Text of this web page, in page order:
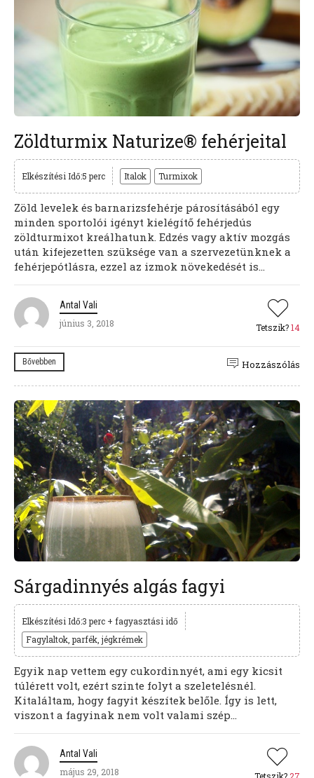
Zöldturmix Naturize® fehérjeital
Elkészítési Idő:5 perc Italok Turmixok
Zöld levelek és barnarizsfehérje párosításából egy
minden sportolói igényt kielégítő fehérjedús
zöldturmixot kreálhatunk. Edzés vagy aktív mozgás
után kifejezetten szüksége van a szervezetünknek a
fehérjepótlásra, ezzel az izmok növekedését is...
Antal Vali
június 3, 2018
Tetszik?14
Bővebben Hozzászólás
Sárgadinnyés algás fagyi
Elkészítési Idő:3 perc + fagyasztási idő
Fagylaltok, parfék, jégkrémek
Egyik nap vettem egy cukordinnyét, ami egy kicsit
túlérett volt, ezért szinte folyt a szeletelésnél.
Kitaláltam, hogy fagyit készítek belőle. Így is lett,
viszont a fagyinak nem volt valami szép...
Antal Vali
május 29, 2018